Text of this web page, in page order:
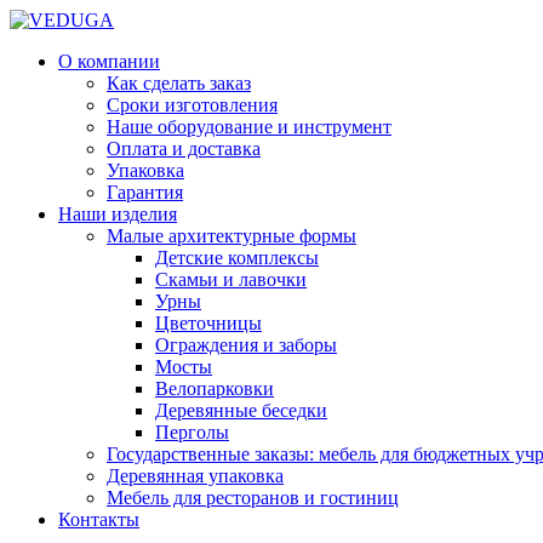
О компании
Как сделать заказ
Сроки изготовления
Наше оборудование и инструмент
Оплата и доставка
Упаковка
Гарантия
Наши изделия
Малые архитектурные формы
Детские комплексы
Скамьи и лавочки
Урны
Цветочницы
Ограждения и заборы
Мосты
Велопарковки
Деревянные беседки
Перголы
Государственные заказы: мебель для бюджетных
Деревянная упаковка
Мебель для ресторанов и гостиниц
Контакты